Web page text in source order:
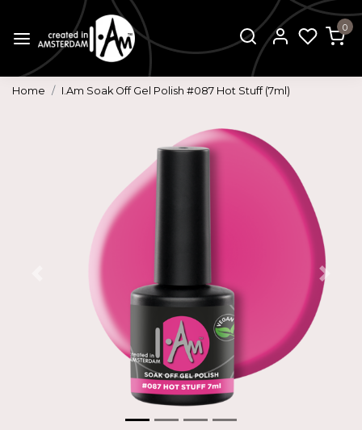
0
Home I.Am Soak Off Gel Polish #087 Hot Stuff (7ml)